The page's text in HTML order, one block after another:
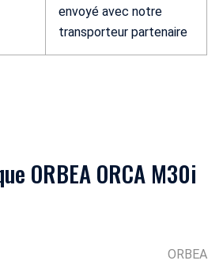
envoyé avec notre
transporteur partenaire
ORBEA ORCA M30i
ORBEA